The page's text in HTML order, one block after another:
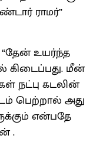
ராமர்”
உயர்ந்த
கிடைப்பது. மீன்
நட்பு கடலின்
பெற்றால் அது
என்பதே
.